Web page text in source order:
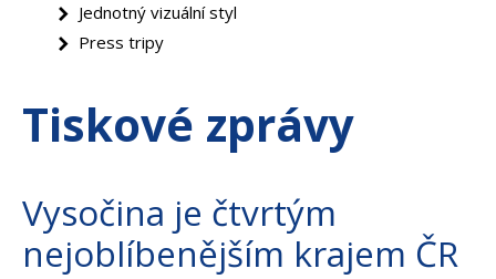
Tiskové zprávy
Vysočina je čtvrtým
nejoblíbenějším krajem ČR
Jednotný vizuální styl
Press tripy